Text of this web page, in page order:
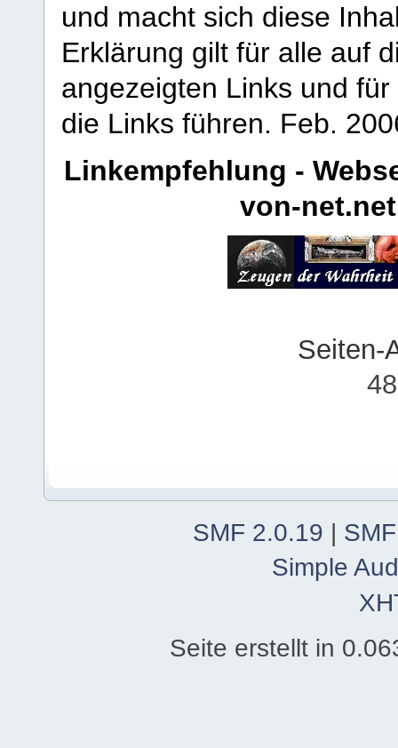
und macht sich diese
Erklärung gilt für alle auf
angezeigten Links und
die Links führen. Feb.
Linkempfehlung -
von-net.net
Seiten-
SMF 2.0.19 |
Simple
Seite erstellt in